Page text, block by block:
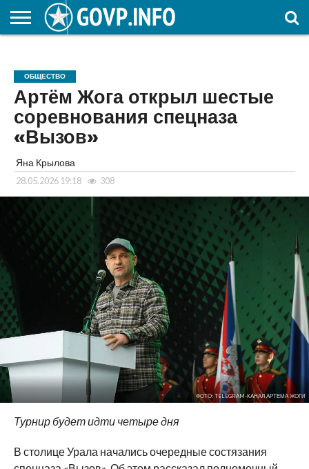
ОБРАЗОВАНИЕ
ОБЩЕСТВО
Артём Жога открыл шестые
соревнования спецназа
«Вызов»
Яна Крылова
28.05.2026 19:18 308
ФОТО: TELEGRAM-КАНАЛ АРТЕМА ЖОГИ
Турнир будет идти четыре дня
В столице Урала начались очередные состязания